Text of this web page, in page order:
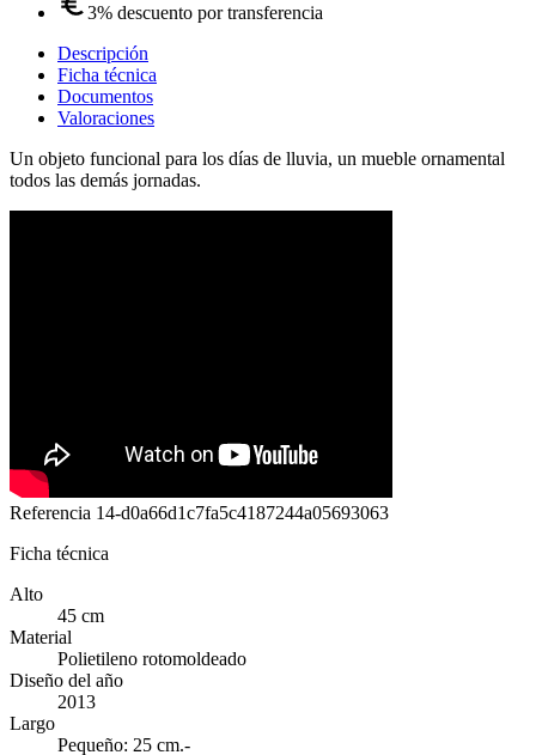
3% descuento por transferencia
Descripción
Ficha técnica
Documentos
Valoraciones
Un objeto funcional para los días de lluvia, un mueble ornamental
todos las demás jornadas.
Referencia 14-d0a66d1c7fa5c4187244a05693063
Ficha técnica
Alto
45 cm
Material
Polietileno rotomoldeado
Diseño del año
2013
Largo
Pequeño: 25 cm.-